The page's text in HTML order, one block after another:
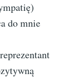
do mnie